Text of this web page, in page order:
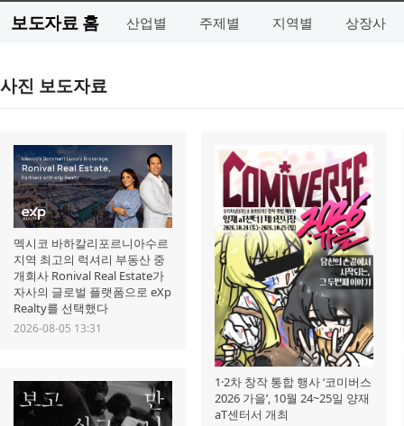
보도자료 홈 산업별 주제별 지역별 상장사
사진 보도자료
멕시코 바하칼리포르니아수르
지역 최고의 럭셔리 부동산 중
개회사 Ronival Real Estate가
자사의 글로벌 플랫폼으로 eXp
Realty를 선택했다
2026-08-05 13:31
1·2차 창작 통합 행사 ‘코미버스
2026 가을’, 10월 24~25일 양재
aT센터서 개최